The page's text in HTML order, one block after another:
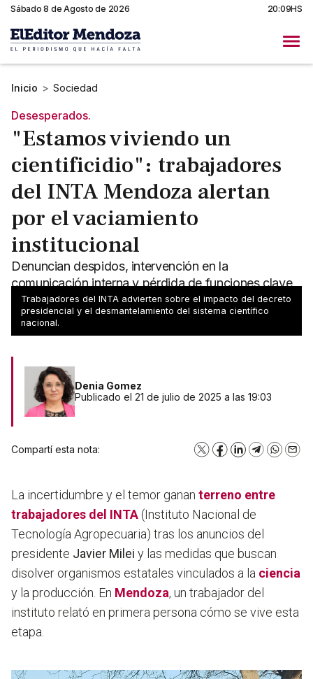
Sábado 8 de Agosto de 2026 20:09HS
Inicio > Sociedad
Desesperados.
"Estamos viviendo un
cientificidio": trabajadores
del INTA Mendoza alertan
por el vaciamiento
institucional
Denuncian despidos, intervención en la
comunicación interna y pérdida de funciones clave
en el INTA. Preocupación y angustia en Mendoza y
todo el país.
Trabajadores del INTA advierten sobre el impacto del decreto
presidencial y el desmantelamiento del sistema científico
nacional.
Denia Gomez
Publicado el 21 de julio de 2025 a las 19:03
Compartí esta nota: X Facebook
LinkedInTelegram
La incertidumbre y el temor ganan terreno entre
trabajadores del INTA (Instituto Nacional de
Tecnología Agropecuaria) tras los anuncios del
presidente Javier Milei y las medidas que buscan
disolver organismos estatales vinculados a la ciencia
y la producción. En Mendoza, un trabajador del
instituto relató en primera persona cómo se vive esta
etapa.